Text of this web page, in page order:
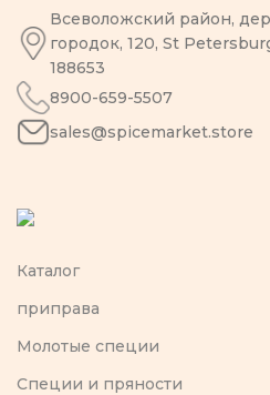
Всеволожский район,
городок, 120, St
188653
8900-659-5507
sales@spicemarket.store
Каталог
приправа
Молотые специи
Специи и пряности